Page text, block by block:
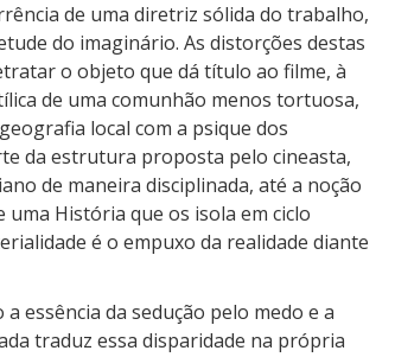
de uma diretriz sólida do trabalho,
do imaginário. As distorções destas
o objeto que dá título ao filme, à
de uma comunhão menos tortuosa,
local com a psique dos
da estrutura proposta pelo cineasta,
de maneira disciplinada, até a noção
História que os isola em ciclo
é o empuxo da realidade diante
essência da sedução pelo medo e a
traduz essa disparidade na própria